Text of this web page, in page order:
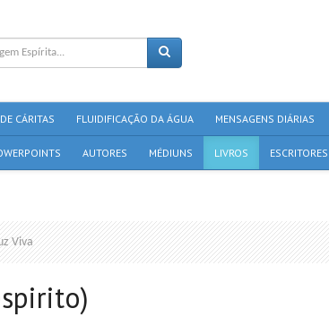
CÁRITAS FLUIDIFICAÇÃO DA ÁGUA MENSAGENS DIÁRIAS
AUTORES MÉDIUNS LIVROS ESCRITORES
Viva